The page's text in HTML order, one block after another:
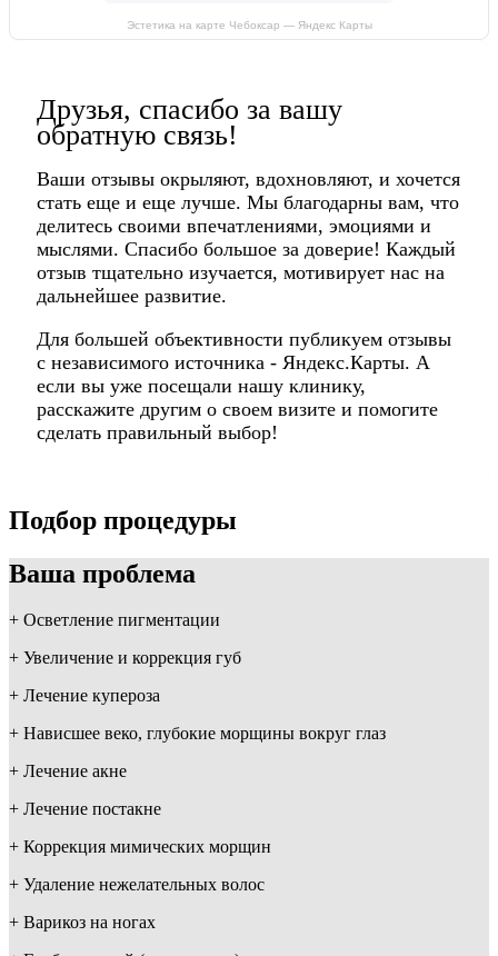
Эстетика на карте Чебоксар — Яндекс Карты
Друзья, спасибо за вашу
обратную связь!
Ваши отзывы окрыляют, вдохновляют, и хочется
стать еще и еще лучше. Мы благодарны вам, что
делитесь своими впечатлениями, эмоциями и
мыслями. Спасибо большое за доверие! Каждый
отзыв тщательно изучается, мотивирует нас на
дальнейшее развитие.
Для большей объективности публикуем отзывы
с независимого источника - Яндекс.Карты. А
если вы уже посещали нашу клинику,
расскажите другим о своем визите и помогите
сделать правильный выбор!
Подбор процедуры
Ваша проблема
+ Осветление пигментации
+ Увеличение и коррекция губ
+ Лечение купероза
+ Нависшее веко, глубокие морщины вокруг глаз
+ Лечение акне
+ Лечение постакне
+ Коррекция мимических морщин
+ Удаление нежелательных волос
+ Варикоз на ногах